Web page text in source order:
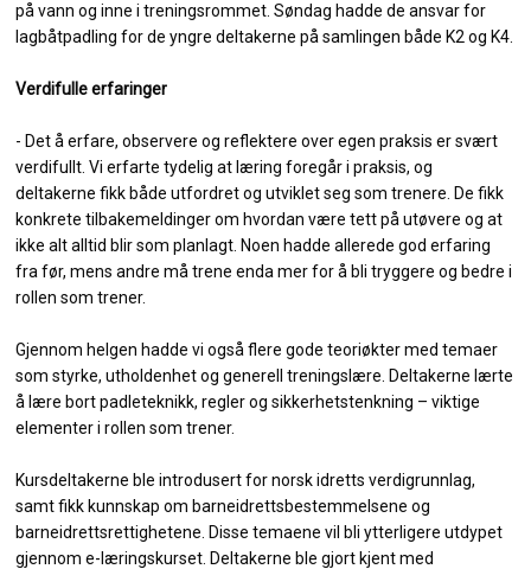
på vann og inne i treningsrommet. Søndag hadde de ansvar for
lagbåtpadling for de yngre deltakerne på samlingen både K2 og K4.
Verdifulle erfaringer
- Det å erfare, observere og reflektere over egen praksis er svært
verdifullt. Vi erfarte tydelig at læring foregår i praksis, og
deltakerne fikk både utfordret og utviklet seg som trenere. De fikk
konkrete tilbakemeldinger om hvordan være tett på utøvere og at
ikke alt alltid blir som planlagt. Noen hadde allerede god erfaring
fra før, mens andre må trene enda mer for å bli tryggere og bedre i
rollen som trener.
Gjennom helgen hadde vi også flere gode teoriøkter med temaer
som styrke, utholdenhet og generell treningslære. Deltakerne lærte
å lære bort padleteknikk, regler og sikkerhetstenkning – viktige
elementer i rollen som trener.
Kursdeltakerne ble introdusert for norsk idretts verdigrunnlag,
samt fikk kunnskap om barneidrettsbestemmelsene og
barneidrettsrettighetene. Disse temaene vil bli ytterligere utdypet
gjennom e-læringskurset. Deltakerne ble gjort kjent med